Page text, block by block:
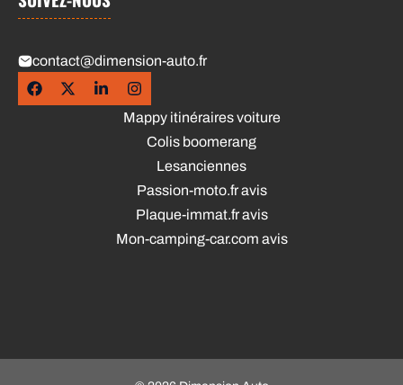
contact@dimension-auto.fr
Mappy itinéraires voiture
Colis boomerang
Lesanciennes
Passion-moto.fr avis
Plaque-immat.fr avis
Mon-camping-car.com avis